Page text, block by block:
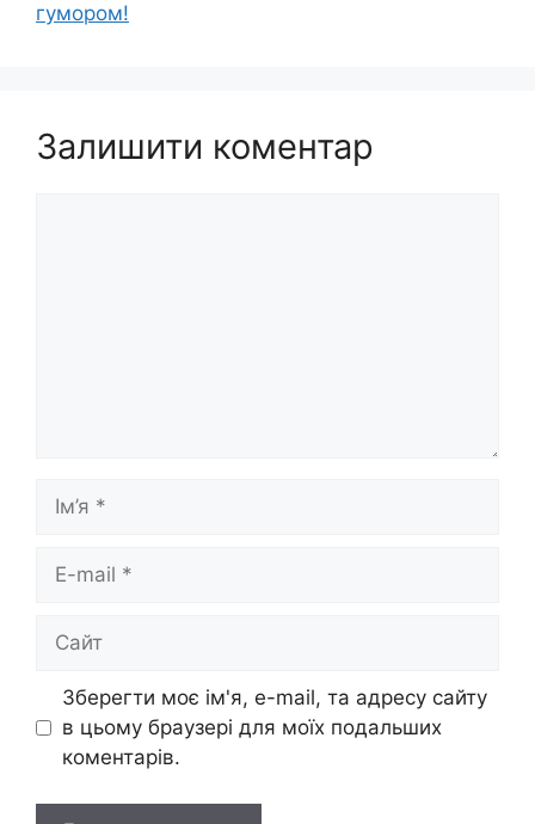
гумором!
Залишити коментар
Ім’я
Сайт
Зберегти моє ім'я, e-mail, та адресу сайту
в цьому браузері для моїх подальших
коментарів.